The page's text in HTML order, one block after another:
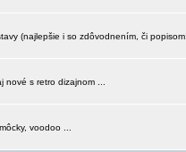
(najlepšie i so zdôvodnením, či
s retro dizajnom ...
voodoo ...